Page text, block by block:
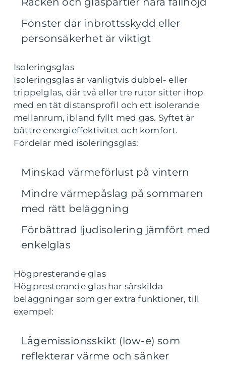
Fönster där inbrottsskydd eller
personsäkerhet är viktigt
Isoleringsglas
Isoleringsglas är vanligtvis dubbel- eller
trippelglas, där två eller tre rutor sitter ihop
med en tät distansprofil och ett isolerande
mellanrum, ibland fyllt med gas. Syftet är
bättre energieffektivitet och komfort.
Fördelar med isoleringsglas:
Minskad värmeförlust på vintern
Mindre värmepåslag på sommaren
med rätt beläggning
Förbättrad ljudisolering jämfört med
enkelglas
Högpresterande glas
Högpresterande glas har särskilda
beläggningar som ger extra funktioner, till
exempel:
Lågemissionsskikt (low-e) som
reflekterar värme och sänker